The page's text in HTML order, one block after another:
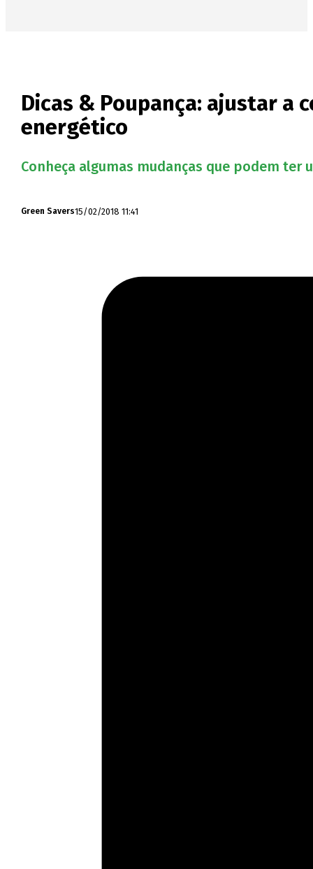
Dicas & Poupança: ajustar a
energético
Conheça algumas mudanças que podem
Green Savers15/02/2018 11:41